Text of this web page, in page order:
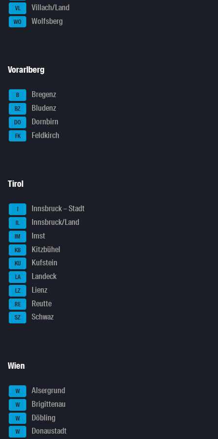
VL Villach/Land
WO Wolfsberg
Vorarlberg
B Bregenz
BZ Bludenz
DO Dornbirn
FK Feldkirch
Tirol
I Innsbruck – Stadt
IL Innsbruck/Land
IM Imst
KB Kitzbühel
KU Kufstein
LA Landeck
LZ Lienz
RE Reutte
SZ Schwaz
Wien
W Alsergrund
W Brigittenau
W Döbling
W Donaustadt